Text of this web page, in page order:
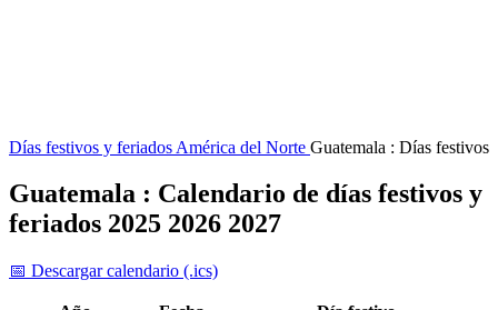
Días festivos y feriados América del Norte Guatemala : Días festivos
Guatemala : Calendario de días festivos y
feriados 2025 2026 2027
📅 Descargar calendario (.ics)